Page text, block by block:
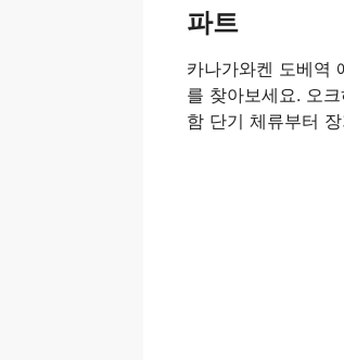
파트
카나가와켄 도베역
를 찾아보세요. 오
함 단기 체류부터